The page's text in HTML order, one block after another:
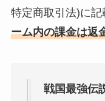
特定商取引法)に
ーム内の課金は返
戦国最強伝